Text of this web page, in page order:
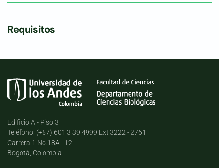
Requisitos
Edificio A - Piso 3
Teléfono: (+57) 601 3 39 4999 Ext 3222 - 2761
Carrera 1 No.18A - 12
Bogotá, Colombia